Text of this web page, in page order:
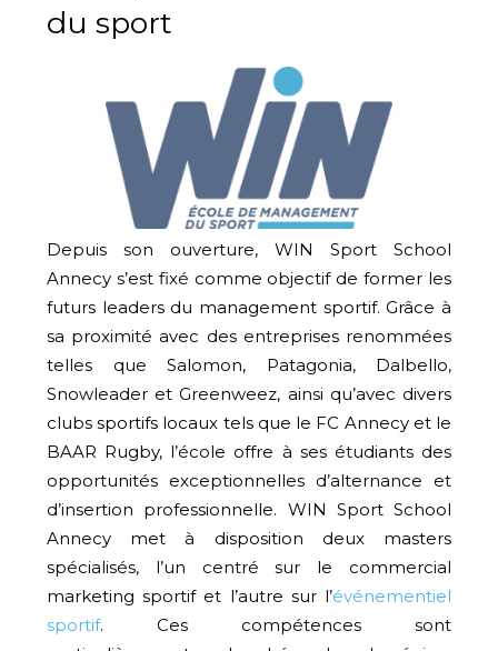
du sport
Depuis son ouverture, WIN Sport School
Annecy s’est fixé comme objectif de former les
futurs leaders du management sportif. Grâce à
sa proximité avec des entreprises renommées
telles que Salomon, Patagonia, Dalbello,
Snowleader et Greenweez, ainsi qu’avec divers
clubs sportifs locaux tels que le FC Annecy et le
BAAR Rugby, l’école offre à ses étudiants des
opportunités exceptionnelles d’alternance et
d’insertion professionnelle. WIN Sport School
Annecy met à disposition deux masters
spécialisés, l’un centré sur le commercial
marketing sportif et l’autre sur l’événementiel
sportif. Ces compétences sont